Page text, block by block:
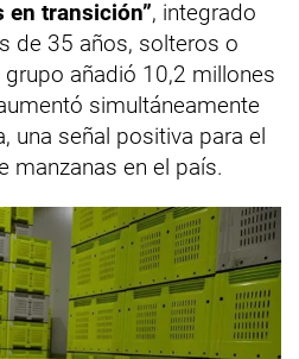
en transición”, integrado
de 35 años, solteros o
añadió 10,2 millones
simultáneamente
una señal positiva para el
manzanas en el país.